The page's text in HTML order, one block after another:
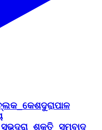
#Odisha